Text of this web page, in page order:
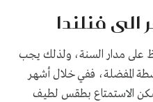
الى فنلندا
مدار السنة، ولذلك يجب
المفضلة، ففي خلال أشهر
الاستمتاع بطقس لطيف